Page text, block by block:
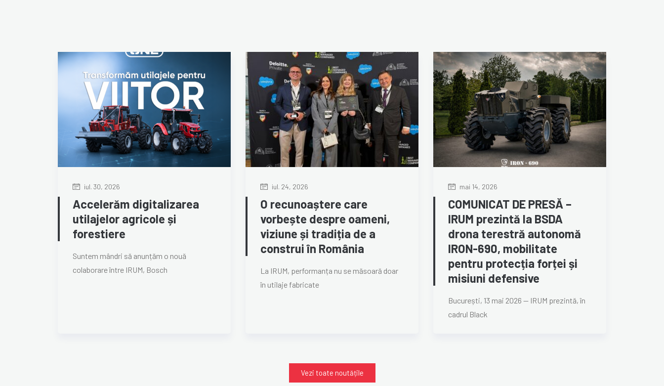
iul. 30, 2026
Accelerăm digitalizarea
utilajelor agricole și
forestiere
Suntem mândri să anunțăm o nouă
colaborare între IRUM, Bosch
iul. 24, 2026
O recunoaștere care
vorbește despre oameni,
viziune și tradiția de a
construi în România
La IRUM, performanța nu se măsoară doar
în utilaje fabricate
mai 14, 2026
COMUNICAT DE PRESĂ –
IRUM prezintă la BSDA
drona terestră autonomă
IRON-690, mobilitate
pentru protecția forței și
misiuni defensive
București, 13 mai 2026 — IRUM prezintă, în
cadrul Black
Vezi toate noutățile